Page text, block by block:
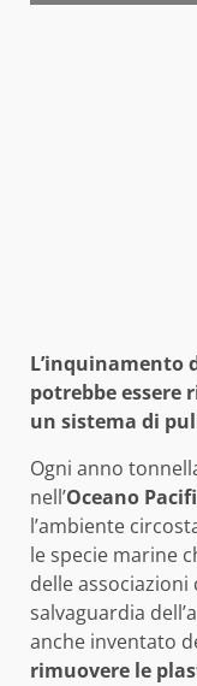
L’inquinamento
potrebbe essere
un sistema di
Ogni anno
nell’Oceano
l’ambiente
le specie marine
delle
salvaguardia
anche inventato
rimuovere le